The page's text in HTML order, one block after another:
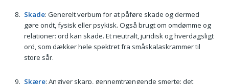
Skade: Generelt verbum for at påføre skade og dermed
gøre ondt, fysisk eller psykisk. Også brugt om omdømme og
relationer: ord kan skade. Et neutralt, juridisk og hverdagsligt
ord, som dækker hele spektret fra småskalaskrammer til
store sår.
Skære: Angiver skarp, gennemtrængende smerte: det